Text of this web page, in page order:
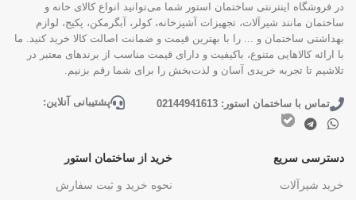
در فروشگاه اینترنتی ساختمان استور شما می‌توانید انواع کالای خانه و
ساختمان مانند شیرآلات، تجهیزات آشپزخانه، کولر، آبگرمکن، پکیج، لوازم
بهداشتی ساختمان و ... را با بهترین قیمت و ضمانت اصالت کالا خرید کنید. ما
با ارائه کالاهایی متنوع، باکیفیت و دارای قیمت مناسب از برندهای معتبر در
تلاشیم تا تجربه خریدی آسان و لذت‌بخش را برای شما رقم بزنیم.
تماس با ساختمان استور: 02144941613 پشتیبانی آنلاین:
دسترسی سریع
خرید شیرآلات
خرید از ساختمان استور
نحوه خرید و ثبت سفارش